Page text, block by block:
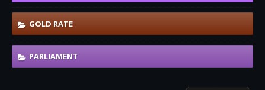
GOLD RATE
PARLIAMENT